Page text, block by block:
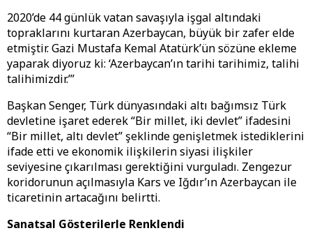
2020’de 44 günlük vatan savaşıyla işgal altındaki
topraklarını kurtaran Azerbaycan, büyük bir zafer elde
etmiştir. Gazi Mustafa Kemal Atatürk’ün sözüne ekleme
yaparak diyoruz ki: ‘Azerbaycan’ın tarihi tarihimiz, talihi
talihimizdir.’”
Başkan Senger, Türk dünyasındaki altı bağımsız Türk
devletine işaret ederek “Bir millet, iki devlet” ifadesini
“Bir millet, altı devlet” şeklinde genişletmek istediklerini
ifade etti ve ekonomik ilişkilerin siyasi ilişkiler
seviyesine çıkarılması gerektiğini vurguladı. Zengezur
koridorunun açılmasıyla Kars ve Iğdır’ın Azerbaycan ile
ticaretinin artacağını belirtti.
Sanatsal Gösterilerle Renklendi